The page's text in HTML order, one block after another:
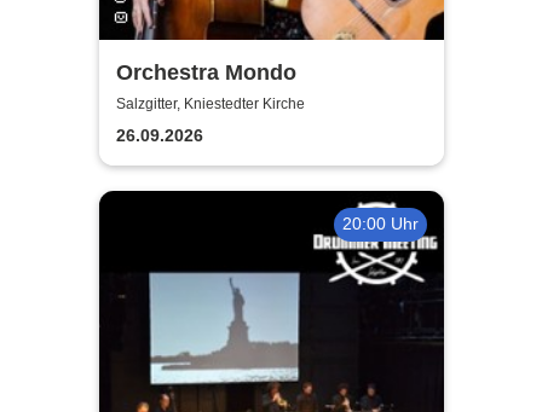
Orchestra Mondo
Salzgitter, Kniestedter Kirche
26.09.2026
20:00 Uhr